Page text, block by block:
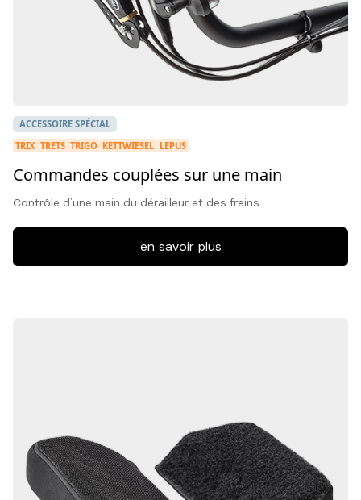
ACCESSOIRE SPÉCIAL
TRIX TRETS TRIGO KETTWIESEL LEPUS
Commandes couplées sur une main
Contrôle d’une main du dérailleur et des freins
en savoir plus